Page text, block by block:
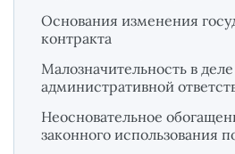
Основания изменения
контракта
Малозначительность в
административной
Неосновательное
законного использования